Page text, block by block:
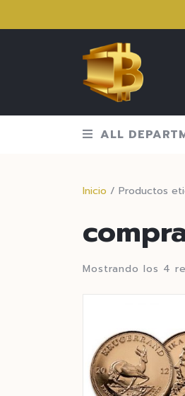
ALL
Inicio / Productos
Mostrando los 4